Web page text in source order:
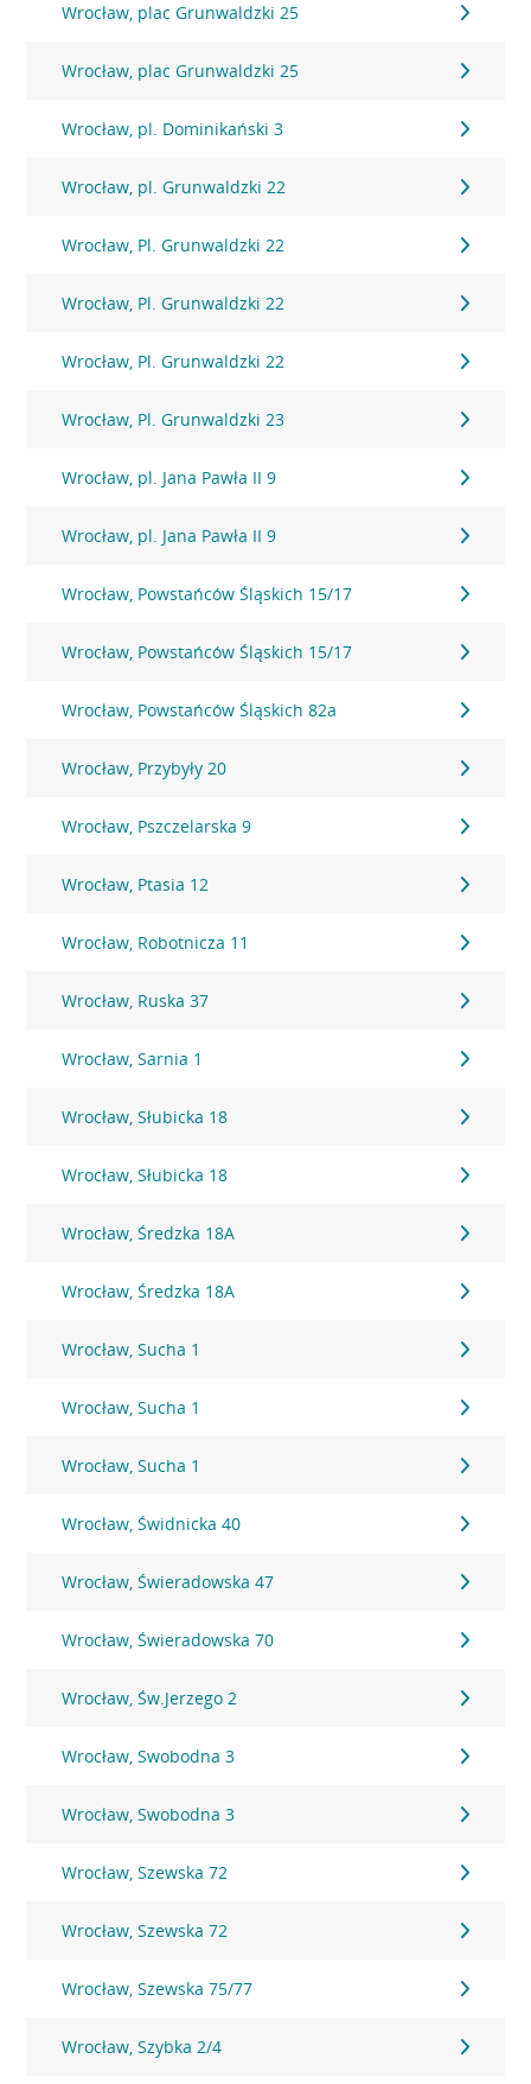
Wrocław, plac Grunwaldzki 25
Wrocław, plac Grunwaldzki 25
Wrocław, pl. Dominikański 3
Wrocław, pl. Grunwaldzki 22
Wrocław, Pl. Grunwaldzki 22
Wrocław, Pl. Grunwaldzki 22
Wrocław, Pl. Grunwaldzki 22
Wrocław, Pl. Grunwaldzki 23
Wrocław, pl. Jana Pawła II 9
Wrocław, pl. Jana Pawła II 9
Wrocław, Powstańców Śląskich 15/17
Wrocław, Powstańców Śląskich 15/17
Wrocław, Powstańców Śląskich 82a
Wrocław, Przybyły 20
Wrocław, Pszczelarska 9
Wrocław, Ptasia 12
Wrocław, Robotnicza 11
Wrocław, Ruska 37
Wrocław, Sarnia 1
Wrocław, Słubicka 18
Wrocław, Słubicka 18
Wrocław, Średzka 18A
Wrocław, Średzka 18A
Wrocław, Sucha 1
Wrocław, Sucha 1
Wrocław, Sucha 1
Wrocław, Świdnicka 40
Wrocław, Świeradowska 47
Wrocław, Świeradowska 70
Wrocław, Św.Jerzego 2
Wrocław, Swobodna 3
Wrocław, Swobodna 3
Wrocław, Szewska 72
Wrocław, Szewska 72
Wrocław, Szewska 75/77
Wrocław, Szybka 2/4